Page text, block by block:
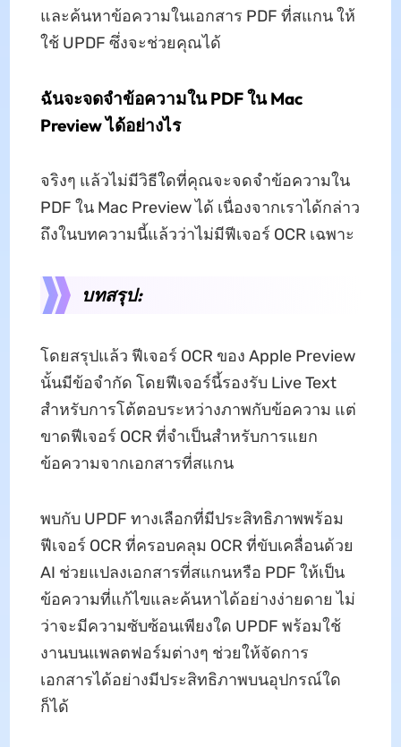
และค้นหาข้อความในเอกสาร PDF ที่สแกน ให้
ใช้ UPDF ซึ่งจะช่วยคุณได้
ฉันจะจดจำข้อความใน PDF ใน Mac
Preview ได้อย่างไร
จริงๆ แล้วไม่มีวิธีใดที่คุณจะจดจำข้อความใน
PDF ใน Mac Preview ได้ เนื่องจากเราได้กล่าว
ถึงในบทความนี้แล้วว่าไม่มีฟีเจอร์ OCR เฉพาะ
บทสรุป:
โดยสรุปแล้ว ฟีเจอร์ OCR ของ Apple Preview
นั้นมีข้อจำกัด โดยฟีเจอร์นี้รองรับ Live Text
สำหรับการโต้ตอบระหว่างภาพกับข้อความ แต่
ขาดฟีเจอร์ OCR ที่จำเป็นสำหรับการแยก
ข้อความจากเอกสารที่สแกน
พบกับ UPDF ทางเลือกที่มีประสิทธิภาพพร้อม
ฟีเจอร์ OCR ที่ครอบคลุม OCR ที่ขับเคลื่อนด้วย
AI ช่วยแปลงเอกสารที่สแกนหรือ PDF ให้เป็น
ข้อความที่แก้ไขและค้นหาได้อย่างง่ายดาย ไม่
ว่าจะมีความซับซ้อนเพียงใด UPDF พร้อมใช้
งานบนแพลตฟอร์มต่างๆ ช่วยให้จัดการ
เอกสารได้อย่างมีประสิทธิภาพบนอุปกรณ์ใด
ก็ได้